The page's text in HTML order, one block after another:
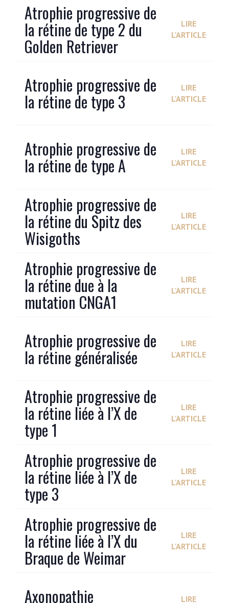
Atrophie progressive de
la rétine de type 2 du
Golden Retriever
LIRE
L'ARTICLE
Atrophie progressive de
la rétine de type 3
LIRE
L'ARTICLE
Atrophie progressive de
la rétine de type A
LIRE
L'ARTICLE
Atrophie progressive de
la rétine du Spitz des
Wisigoths
LIRE
L'ARTICLE
Atrophie progressive de
la rétine due à la
mutation CNGA1
LIRE
L'ARTICLE
Atrophie progressive de
la rétine généralisée
LIRE
L'ARTICLE
Atrophie progressive de
la rétine liée à l’X de
type 1
LIRE
L'ARTICLE
Atrophie progressive de
la rétine liée à l’X de
type 3
LIRE
L'ARTICLE
Atrophie progressive de
la rétine liée à l’X du
Braque de Weimar
LIRE
L'ARTICLE
Axonopathie LIRE